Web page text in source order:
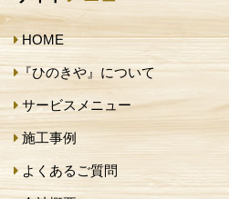
HOME
『ひのきや』について
サービスメニュー
施工事例
よくあるご質問